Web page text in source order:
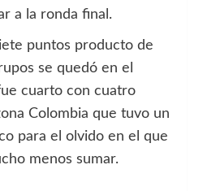
a la ronda final.
puntos producto de
se quedó en el
cuarto con cuatro
Colombia que tuvo un
para el olvido en el que
menos sumar.